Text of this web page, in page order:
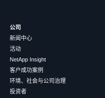
公司
新闻中心
活动
NetApp Insight
客户成功案例
环境、社会与公司治理
投资者